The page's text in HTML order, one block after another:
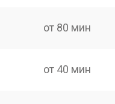
от 80 мин
от 40 мин